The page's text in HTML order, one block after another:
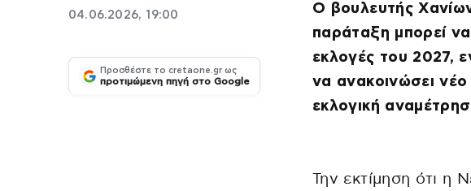
04.06.2026, 19:00
Προσθέστε το cretaone.gr ως
προτιμώμενη πηγή στο Google
Ο βουλευτής
παράταξη μπορεί
εκλογές του 2027,
να ανακοινώσει
εκλογική
Την εκτίμηση ότι η